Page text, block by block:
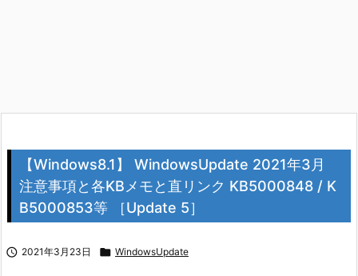
【Windows8.1】 WindowsUpdate 2021年3月
注意事項と各KBメモと直リンク KB5000848 / K
B5000853等 ［Update 5］
 2021年3月23日  WindowsUpdate